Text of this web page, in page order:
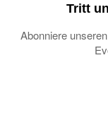
Tritt
Abonniere